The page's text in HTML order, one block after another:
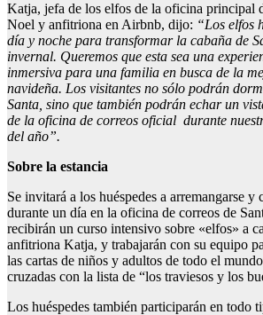
Katja, jefa de los elfos de la oficina principal
Noel y anfitriona en Airbnb, dijo: “Los elfos
día y noche para transformar la cabaña de
invernal. Queremos que esta sea una
inmersiva para una familia en busca de la
navideña. Los visitantes no sólo podrán
Santa, sino que también podrán echar un
de la oficina de correos oficial durante
del año”.
Sobre la estancia
Se invitará a los huéspedes a arremangarse y
durante un día en la oficina de correos de
recibirán un curso intensivo sobre «elfos» a
anfitriona Katja, y trabajarán con su equipo
las cartas de niños y adultos de todo el
cruzadas con la lista de “los traviesos y los
Los huéspedes también participarán en todo